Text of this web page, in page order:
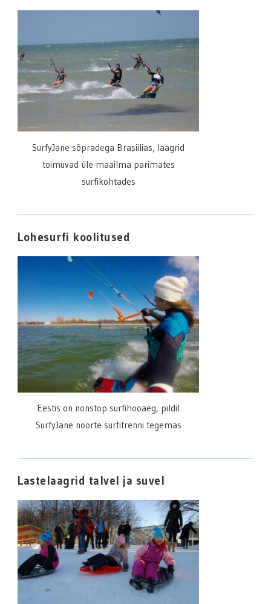
SurfyJane sõpradega Brasiilias, laagrid
toimuvad üle maailma parimates
surfikohtades
Lohesurfi koolitused
Eestis on nonstop surfihooaeg, pildil
SurfyJane noorte surfitrenni tegemas
Lastelaagrid talvel ja suvel